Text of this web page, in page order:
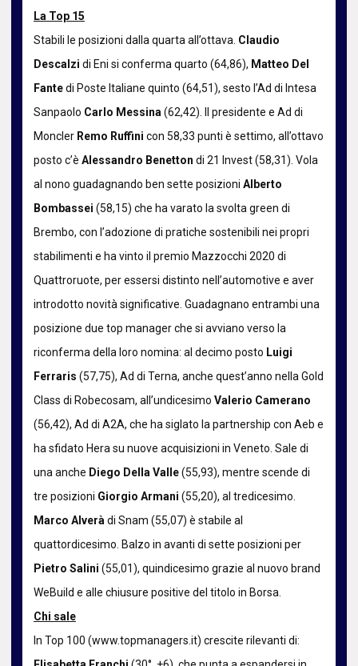
La Top 15
Stabili le posizioni dalla quarta all’ottava. Claudio
Descalzi di Eni si conferma quarto (64,86), Matteo Del
Fantedi Poste Italiane quinto (64,51), sesto l’Ad di Intesa
Sanpaolo Carlo Messina(62,42). Il presidente e Ad di
Moncler Remo Ruffini con 58,33 punti è settimo, all’ottavo
posto c’è Alessandro Benetton di 21 Invest (58,31). Vola
al nono guadagnando ben sette posizioni Alberto
Bombassei (58,15) che ha varato la svolta green di
Brembo, con l’adozione di pratiche sostenibili nei propri
stabilimenti e ha vinto il premio Mazzocchi 2020 di
Quattroruote, per essersi distinto nell’automotive e aver
introdotto novità significative. Guadagnano entrambi una
posizione due top manager che si avviano verso la
riconferma della loro nomina: al decimo posto Luigi
Ferraris (57,75), Ad di Terna, anche quest’anno nella Gold
Class di Robecosam, all’undicesimo Valerio Camerano
(56,42), Ad di A2A, che ha siglato la partnership con Aeb e
ha sfidato Hera su nuove acquisizioni in Veneto. Sale di
una anche Diego Della Valle(55,93), mentre scende di
tre posizioni Giorgio Armani (55,20), al tredicesimo.
Marco Alveràdi Snam (55,07) è stabile al
quattordicesimo. Balzo in avanti di sette posizioni per
Pietro Salini (55,01), quindicesimo grazie al nuovo brand
WeBuild e alle chiusure positive del titolo in Borsa.
Chi sale
In Top 100 (www.topmanagers.it) crescite rilevanti di: